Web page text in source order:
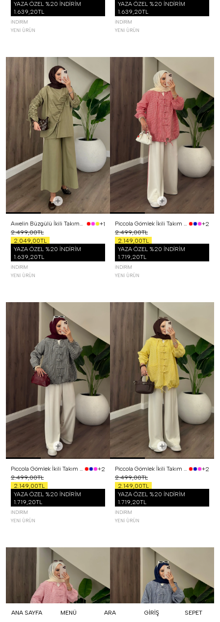
ANA SAYFA MENÜ ARA GİRİŞ SEPET
YAZA ÖZEL %20 İNDİRİM
1.639,20TL
İNDIRIM
YENI ÜRÜN
YAZA ÖZEL %20 İNDİRİM
1.639,20TL
İNDIRIM
YENI ÜRÜN
Awelin Büzgülü İkili Takım Yeşil
+1
2.499,00TL
2.049,00TL
YAZA ÖZEL %20 İNDİRİM
1.639,20TL
İNDIRIM
YENI ÜRÜN
Piccola Gömlek İkili Takım Kırmızı
+2
2.499,00TL
2.149,00TL
YAZA ÖZEL %20 İNDİRİM
1.719,20TL
İNDIRIM
YENI ÜRÜN
Piccola Gömlek İkili Takım Siyah
+2
2.499,00TL
2.149,00TL
YAZA ÖZEL %20 İNDİRİM
1.719,20TL
İNDIRIM
YENI ÜRÜN
Piccola Gömlek İkili Takım Sarı
+2
2.499,00TL
2.149,00TL
YAZA ÖZEL %20 İNDİRİM
1.719,20TL
İNDIRIM
YENI ÜRÜN